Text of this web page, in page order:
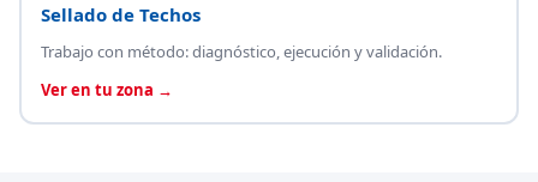
Sellado de Techos
Trabajo con método: diagnóstico, ejecución y validación.
Ver en tu zona →